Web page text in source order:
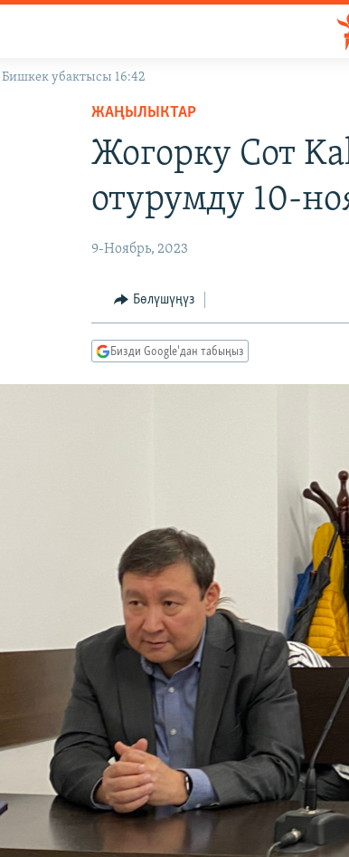
убактысы 16:42
ЖАҢЫЛЫКТАР
Жогорку Сот
отурумду 10-
9-Ноябрь, 2023
Бөлүшүңүз
Бизди Google'дан табыңыз